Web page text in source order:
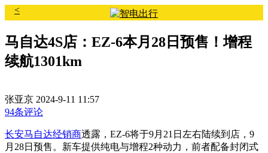
<
马自达4S店：EZ-6本月28日预售！增程
续航1301km
张亚京 2024-9-11 11:57
94条评论
长安马自达经销商透露，EZ-6将于9月21日左右陆续到店，9
月28日预售。新车提供纯电与增程2种动力，前者配备封闭式